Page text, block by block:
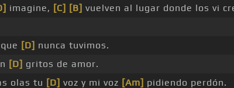
imagine, [C] [B] vuelven al lugar donde los vi
[D] nunca tuvimos.
[D] gritos de amor.
olas tu [D] voz y mi voz [Am] pidiendo perdón.